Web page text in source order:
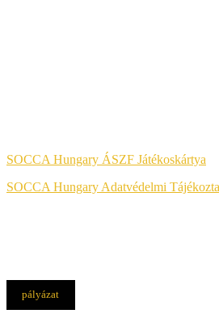
SOCCA Hungary ÁSZF Játékoskártya
SOCCA Hungary Adatvédelmi
pályázat